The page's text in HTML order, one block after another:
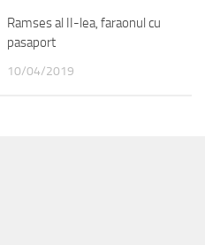
Ramses al II-lea, faraonul cu
pasaport
10/04/2019